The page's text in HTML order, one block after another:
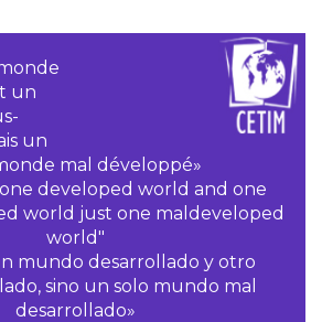
un
un
mal développé»
developed world and one
world just one maldeveloped
world"
mundo desarrollado y otro
sino un solo mundo mal
desarrollado»